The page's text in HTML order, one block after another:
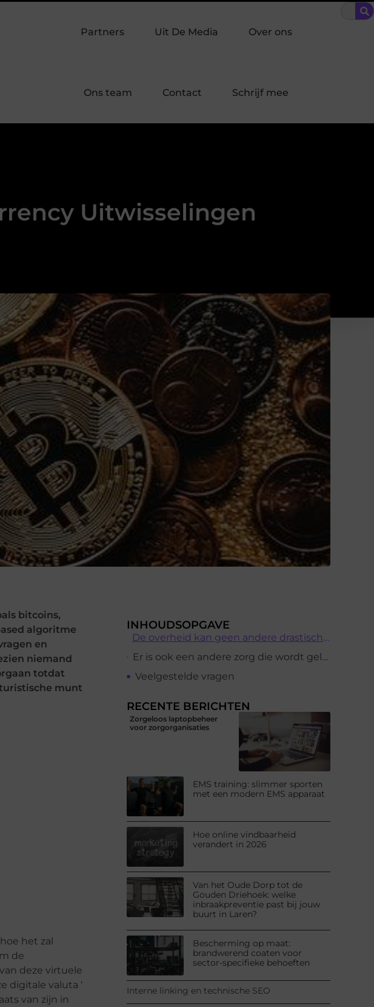
Driehoek: welke inbraakpreventie past bij jouw buurt in Laren? Bescherming op
Partners Uit De Media Over ons
Ons team Contact Schrijf mee
Uitwisselingen
bitcoins,
algoritme
en
niemand
totdat
munt
het zal
de
deze virtuele
digitale valuta ‘
van zijn in
INHOUDSOPGAVE
De overheid kan geen andere drastische veranderingen in de manier waarop deze valuta ‘ s worden verhandeld of gewonnen, maar ze konden het instituut een aantal regels om handelaren te spelen door volgens een vast schema.
Er is ook een andere zorg die wordt geleverd met de dreigende vraag of de overheid regelt de beschikbaarheid van de bitcoin te kopen producten.
Veelgestelde vragen
RECENTE BERICHTEN
Zorgeloos laptopbeheer
voor zorgorganisaties
EMS training: slimmer sporten
met een modern EMS apparaat
Hoe online vindbaarheid
verandert in 2026
Van het Oude Dorp tot de
Gouden Driehoek: welke
inbraakpreventie past bij jouw
buurt in Laren?
Bescherming op maat:
brandwerend coaten voor
sector-specifieke behoeften
Interne linking en technische SEO